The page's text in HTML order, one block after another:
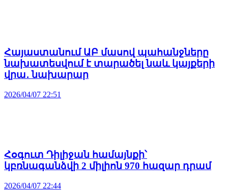
Հայաստանում ԱԲ մասով պահանջները
նախատեսվում է տարածել նաև կայքերի
վրա․ նախարար
2026/04/07 22:51
Հօգուտ Դիլիջան համայնքի՝
կբռնագանձվի 2 միլիոն 970 հազար դրամ
2026/04/07 22:44